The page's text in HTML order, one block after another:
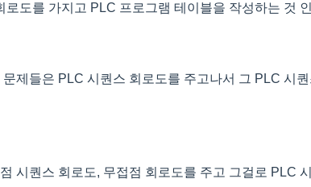
로도를 가지고 PLC 프로그램 테이블을 작성하는 것
제들은 PLC 시퀀스 회로도를 주고나서 그 PLC 시
시퀀스 회로도, 무접점 회로도를 주고 그걸로 PLC